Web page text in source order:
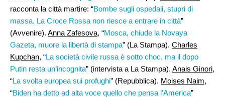
racconta la città martire: “Bombe sugli ospedali, stupri di
massa. La Croce Rossa non riesce a entrare in città”
(Avvenire). Anna Zafesova, “Mosca, chiude la Novaya
Gazeta, muore la libertà di stampa” (La Stampa). Charles
Kupchan, “La società civile russa è sotto choc, ma il dopo
Putin resta un’incognita” (intervista a La Stampa). Anais Ginori,
“La svolta europea sui profughi” (Repubblica). Moises Naim,
“Biden ha detto ad alta voce quello che pensa l’America”